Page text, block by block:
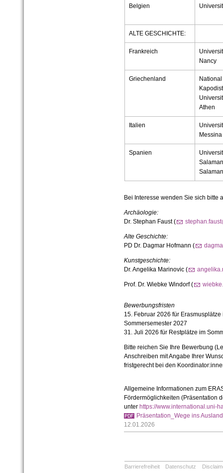
Belgien
ALTE GESCHICHTE:
Frankreich
Nancy
Griechenland
Athen
Italien
Messina
Spanien
Bei Interesse wenden Sie sich bitte
Archäologie:
Dr. Stephan Faust (
Alte Geschichte:
PD Dr. Dagmar Hofmann (
Kunstgeschichte:
Dr. Angelika Marinovic (
Prof. Dr. Wiebke Windorf (
Bewerbungsfristen
15. Februar 2026 für
Sommersemester 2027
31. Juli 2026 für Restplätze im
Bitte reichen Sie Ihre Bewerbung
Anschreiben mit Angabe Ihrer
fristgerecht bei den
Allgemeine Informationen zum
Fördermöglichkeiten (Präsentation
unter https://www.international.uni-
Präsentation_Wege ins
12.01.2026
Barrierefreiheit Datenschutz